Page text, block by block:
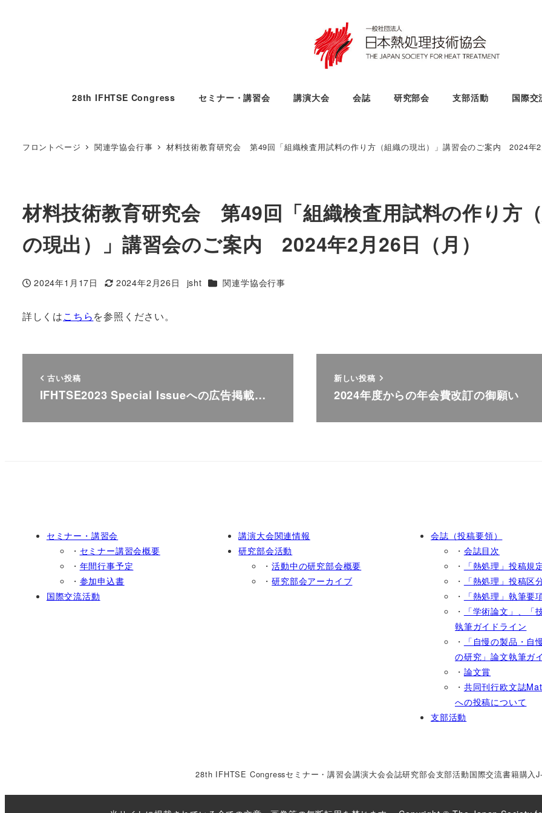
28th IFHTSE Congress セミナー・講習会 講演大会 会誌 研究部会 支部活動 国際交
フロントページ 関連学協会行事 材料技術教育研究会 第49回「組織検査用試料の作り方（組織の現出）」講習会のご案内 2024年
材料技術教育研究会 第49回「組織検査用試料の作り方
の現出）」講習会のご案内 2024年2月26日（月）
投稿日
2024年1月17日
更新日
2024年2月26日
著
jsht カテゴリー
関連学協会行事
詳しくはこちらを参照ください。
古い投稿
IFHTSE2023 Special Issueへの広告掲載…
新しい投稿
2024年度からの年会費改訂の御願い
セミナー・講習会
・ セミナー講習会概要
・ 年間行事予定
・ 参加申込書
国際交流活動
講演大会関連情報
研究部会活動
・活動中の研究部会概要
・研究部会アーカイブ
会誌（投稿要領）
・ 会誌目次
・
「熱処理」投稿規
・
「熱処理」投稿区
・
「熱処理」執筆要
・
「学術論文」、「
執筆ガイドライン
・
「自慢の製品・自
の研究」論文執筆ガ
・ 論文賞
・ 共同刊行欧文誌
への投稿について
支部活動
28th IFHTSE Congressセミナー・講習会講演大会会誌研究部会支部活動国際交流書籍購入